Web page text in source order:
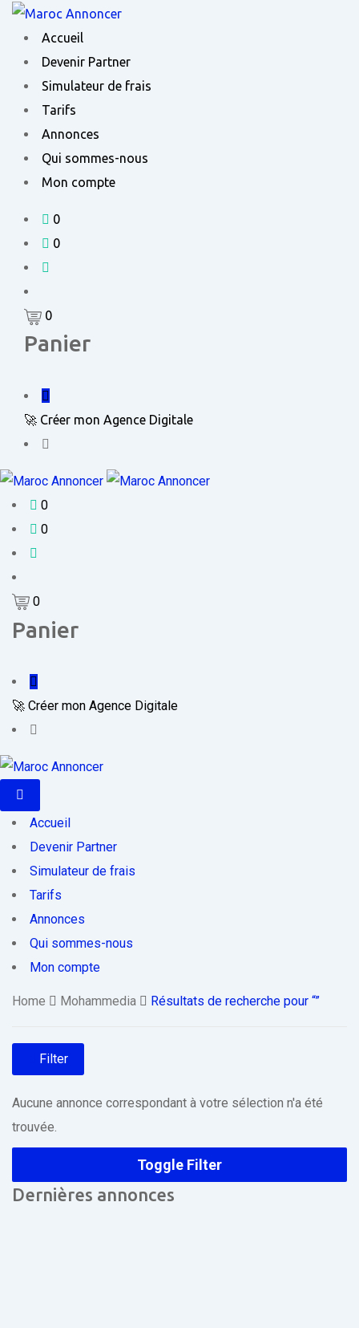
Skip
content
Accueil
Devenir Partner
Simulateur de frais
Tarifs
Annonces
Qui sommes-nous
Mon compte
0
0
0
Panier
🚀 Créer mon Agence Digitale
0
0
0
Panier
🚀 Créer mon Agence Digitale
Accueil
Devenir Partner
Simulateur de frais
Tarifs
Annonces
Qui sommes-nous
Mon compte
Home Mohammedia Résultats de recherche pour “”
Filter
Aucune annonce correspondant à votre sélection n'a été
trouvée.
Toggle Filter
Dernières annonces